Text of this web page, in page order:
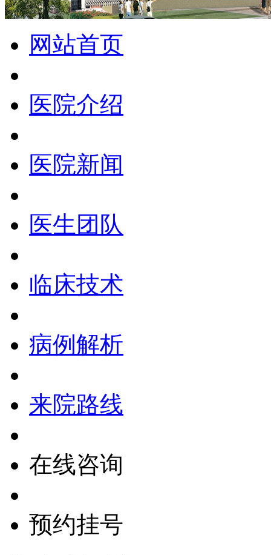
网站首页
医院介绍
医院新闻
医生团队
临床技术
病例解析
来院路线
在线咨询
预约挂号